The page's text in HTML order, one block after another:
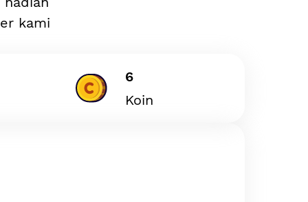
kami
6
Koin